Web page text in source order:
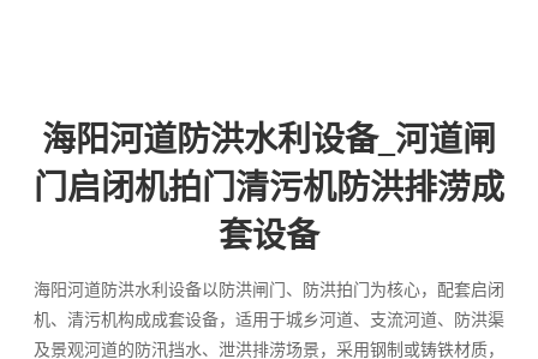
海阳河道防洪水利设备_河道闸
门启闭机拍门清污机防洪排涝成
套设备
海阳河道防洪水利设备以防洪闸门、防洪拍门为核心，配套启闭
机、清污机构成成套设备，适用于城乡河道、支流河道、防洪渠
及景观河道的防汛挡水、泄洪排涝场景，采用钢制或铸铁材质，